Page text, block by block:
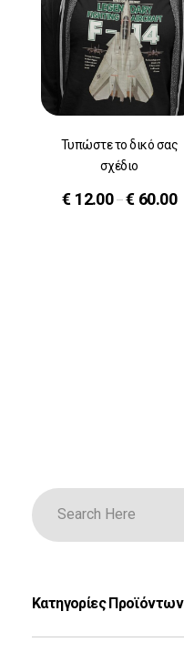
Τυπώστε το δικό σας
σχέδιο
€ 12.00–€ 60.00
Κατηγορίες Προϊόντων